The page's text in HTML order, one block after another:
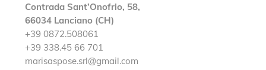
Contrada Sant’Onofrio, 58,
66034 Lanciano (CH)
+39 0872.508061
+39 338.45 66 701
marisaspose.srl@gmail.com